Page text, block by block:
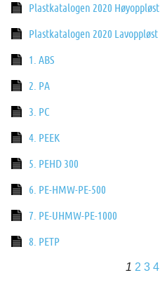
Plastkatalogen 2020 Høyoppløst
Plastkatalogen 2020 Lavoppløst
1. ABS
2. PA
3. PC
4. PEEK
5. PEHD 300
6. PE-HMW-PE-500
7. PE-UHMW-PE-1000
8. PETP
1 2 3 4